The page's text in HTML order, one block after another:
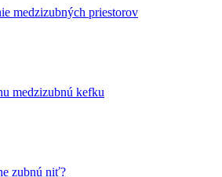
medzizubných priestorov
medzizubnú kefku
zubnú niť?